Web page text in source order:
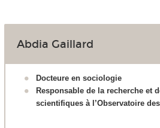
Abdia Gaillard
Docteure en sociologie
Responsable de la recherche et
scientifiques à l’Observatoire